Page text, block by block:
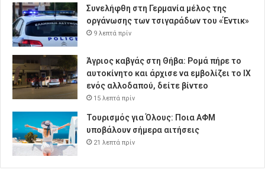
Συνελήφθη στη Γερμανία μέλος της
οργάνωσης των τσιγαράδων του «Έντικ»
9 λεπτά πρίν
Άγριος καβγάς στη Θήβα: Ρομά πήρε το
αυτοκίνητο και άρχισε να εμβολίζει το ΙΧ
ενός αλλοδαπού, δείτε βίντεο
15 λεπτά πρίν
Τουρισμός για Όλους: Ποια ΑΦΜ
υποβάλουν σήμερα αιτήσεις
21 λεπτά πρίν